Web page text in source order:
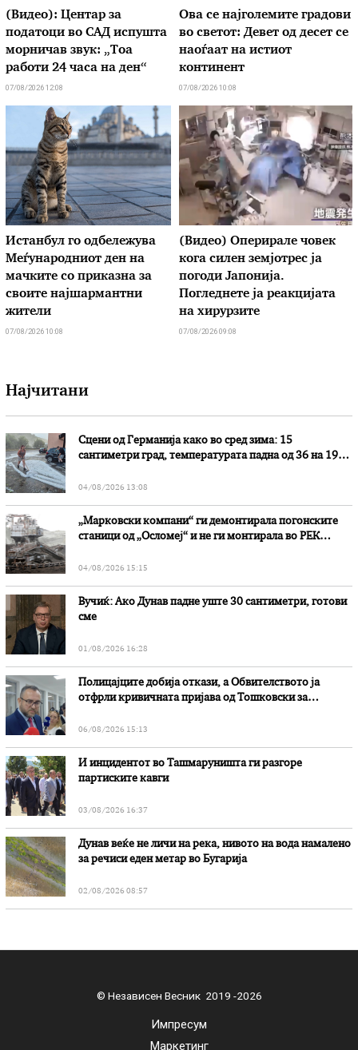
(Видео): Центар за
податоци во САД испушта
морничав звук: „Тоа
работи 24 часа на ден“
07/08/2026 12:08
Ова се најголемите градови
во светот: Девет од десет се
наоѓаат на истиот
континент
07/08/2026 10:08
Истанбул го одбележува
Меѓународниот ден на
мачките со приказна за
своите најшармантни
жители
07/08/2026 10:08
(Видео) Оперирале човек
кога силен земјотрес ја
погоди Јапонија.
Погледнете ја реакцијата
на хирурзите
07/08/2026 09:08
Најчитани
Сцени од Германија како во сред зима: 15
сантиметри град, температурата падна од 36 на 19
04/08/2026 13:08
„Марковски компани“ ги демонтирала погонските
станици од „Осломеј“ и не ги монтирала во РЕК
04/08/2026 15:15
Вучиќ: Ако Дунав падне уште 30 сантиметри, готови
сме
01/08/2026 16:28
Полицајците добија откази, а Обвителството ја
отфрли кривичната пријава од Тошковски за
06/08/2026 15:13
И инцидентот во Ташмаруништa ги разгоре
партиските кавги
03/08/2026 16:37
Дунав веќе не личи на река, нивото на вода намалено
за речиси еден метар во Бугарија
02/08/2026 08:57
© Независен Весник 2019 -2026
Импресум
Маркетинг